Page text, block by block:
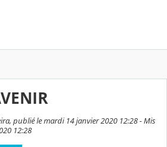
publié le mardi 14 janvier 2020 12:28 - Mis
12:28